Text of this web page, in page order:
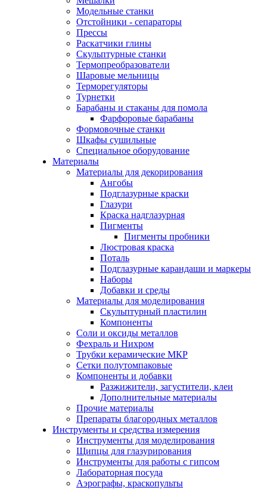
Модельные станки
Отстойники - сепараторы
Прессы
Раскатчики глины
Скульптурные станки
Термопреобразователи
Шаровые мельницы
Терморегуляторы
Турнетки
Барабаны и стаканы для помола
Фарфоровые барабаны
Формовочные станки
Шкафы сушильные
Специальное оборудование
Материалы
Материалы для декорирования
Ангобы
Подглазурные краски
Глазури
Краска надглазурная
Пигменты
Пигменты пробники
Люстровая краска
Поталь
Подглазурные карандаши и маркеры
Наборы
Добавки и среды
Материалы для моделирования
Скульптурный пластилин
Компоненты
Соли и оксиды металлов
Фехраль и Нихром
Трубки керамические МКР
Сетки полутомпаковые
Компоненты и добавки
Разжижители, загустители, клеи
Дополнительные материалы
Прочие материалы
Препараты благородных металлов
Инструменты и средства измерения
Инструменты для моделирования
Щипцы для глазурирования
Инструменты для работы с гипсом
Лабораторная посуда
Аэрографы, краскопульты